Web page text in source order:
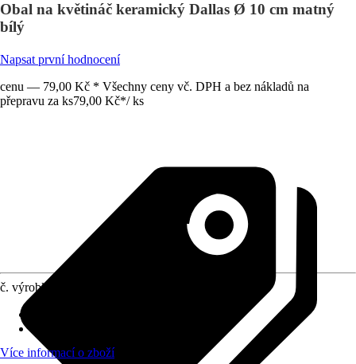
Obal na květináč keramický Dallas Ø 10 cm matný
bílý
Napsat první hodnocení
cenu — 79,00 Kč * Všechny ceny vč. DPH a bez nákladů na
přepravu za ks79,00 Kč*/ ks
č. výrobku
Více informací o zboží